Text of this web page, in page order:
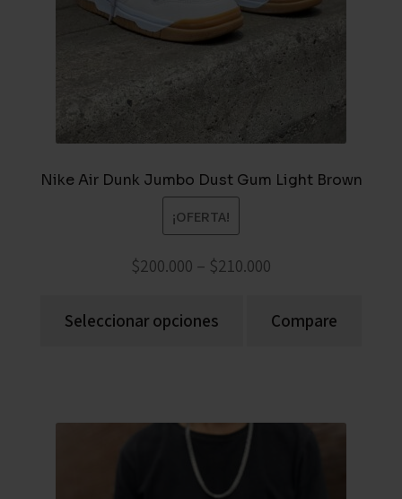
Nike Air Dunk Jumbo Dust Gum Light Brown
¡OFERTA!
$200.000 – $210.000
Seleccionar opciones Compare